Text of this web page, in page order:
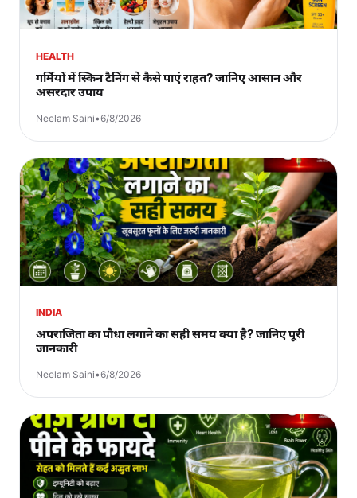
HEALTH
गर्मियों में स्किन टैनिंग से कैसे पाएं राहत? जानिए आसान और
असरदार उपाय
Neelam Saini•6/8/2026
INDIA
अपराजिता का पौधा लगाने का सही समय क्या है? जानिए पूरी
जानकारी
Neelam Saini•6/8/2026